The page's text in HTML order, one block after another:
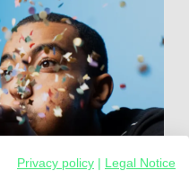
Privacy policy
Legal Notice